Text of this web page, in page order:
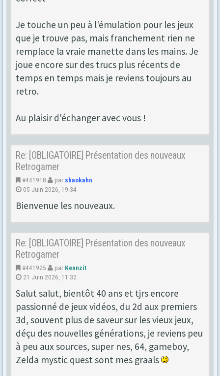
Je touche un peu à l'émulation pour les jeux
que je trouve pas, mais franchement rien ne
remplace la vraie manette dans les mains. Je
joue encore sur des trucs plus récents de
temps en temps mais je reviens toujours au
retro.
Au plaisir d'échanger avec vous !
Re: [OBLIGATOIRE] Présentation des nouveaux
Retrogamer
#441918 par shaokahn
05 Juin 2026, 19:34
Bienvenue les nouveaux.
Re: [OBLIGATOIRE] Présentation des nouveaux
Retrogamer
#441925 par Kennzit
21 Juin 2026, 11:32
Salut salut, bientôt 40 ans et tjrs encore
passionné de jeux vidéos, du 2d aux premiers
3d, souvent plus de saveur sur les vieux jeux,
déçu des nouvelles générations, je reviens peu
à peu aux sources, super nes, 64, gameboy,
Zelda mystic quest sont mes graals